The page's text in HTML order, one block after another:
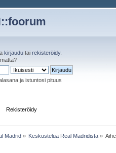
kirjaudu tai rekisteröidy.
ja istuntosi pituus
Rekisteröidy
Madrid» Keskustelua Real Madridista»